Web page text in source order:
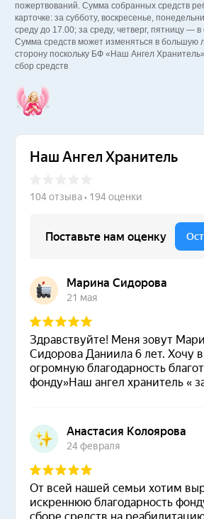
пожертвований. Сумма собранных средств
карточке: за субботу, воскресенье,
среду до 17.00; за среду, четверг, пятницу —
Сумма средств может изменяться в большую
сторону поскольку БФ «Наш Ангел
сбор средств